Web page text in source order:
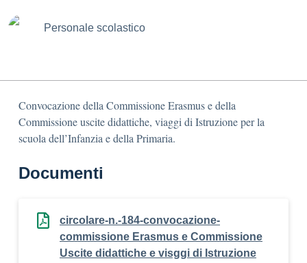
Personale scolastico
Convocazione della Commissione Erasmus e della
Commissione uscite didattiche, viaggi di Istruzione per la
scuola dell’Infanzia e della Primaria.
Documenti
circolare-n.-184-convocazione-
commissione Erasmus e Commissione
Uscite didattiche e visggi di Istruzione